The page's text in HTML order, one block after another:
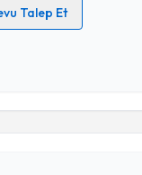
Talep Et
ilişkinAydınlatma Metni